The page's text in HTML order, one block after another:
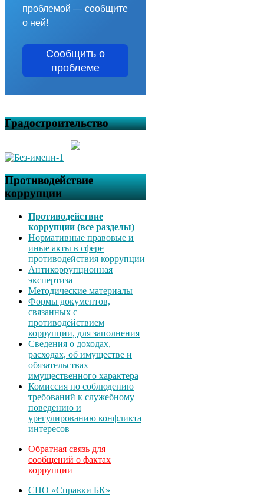
проблемой — сообщите
о ней!
Сообщить о
проблеме
Градостроительство
Противодействие
коррупции
Противодействие
коррупции (все разделы)
Нормативные правовые и
иные акты в сфере
противодействия коррупции
Антикоррупционная
экспертиза
Методические материалы
Формы документов,
связанных с
противодействием
коррупции, для заполнения
Сведения о доходах,
расходах, об имуществе и
обязательствах
имущественного характера
Комиссия по соблюдению
требований к служебному
поведению и
урегулированию конфликта
интересов
Обратная связь для
сообщений о фактах
коррупции
СПО «Справки БК»